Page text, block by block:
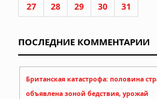
27
28 29 30 31
ПОСЛЕДНИЕ КОММЕНТАРИИ
Британская катастрофа: половина
объявлена зоной бедствия, урожай